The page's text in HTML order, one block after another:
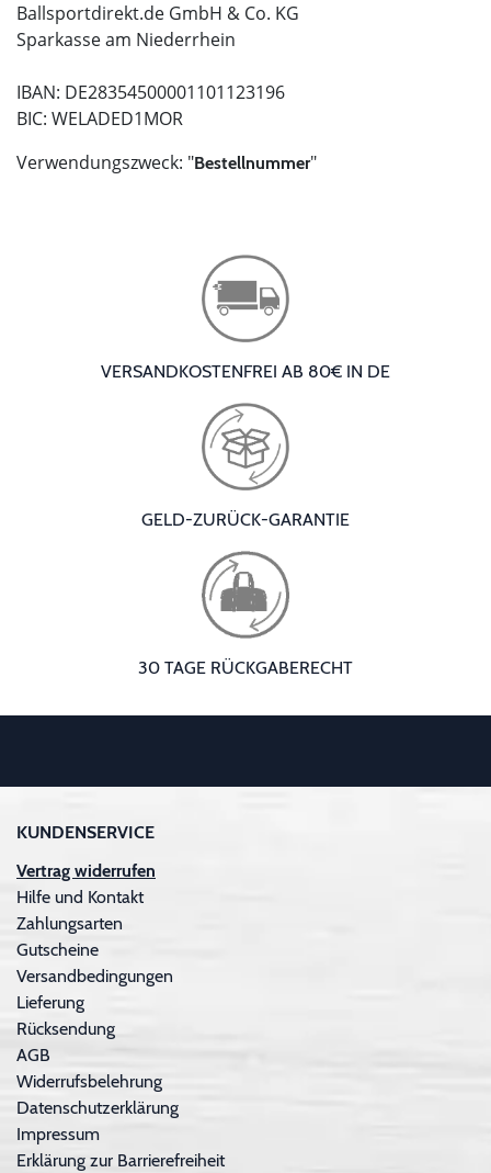
Ballsportdirekt.de GmbH & Co. KG
Sparkasse am Niederrhein
IBAN: DE28354500001101123196
BIC: WELADED1MOR
Verwendungszweck: "Bestellnummer"
VERSANDKOSTENFREI AB 80€ IN DE
GELD-ZURÜCK-GARANTIE
30 TAGE RÜCKGABERECHT
KUNDENSERVICE
Vertrag widerrufen
Hilfe und Kontakt
Zahlungsarten
Gutscheine
Versandbedingungen
Lieferung
Rücksendung
AGB
Widerrufsbelehrung
Datenschutzerklärung
Impressum
Erklärung zur Barrierefreiheit